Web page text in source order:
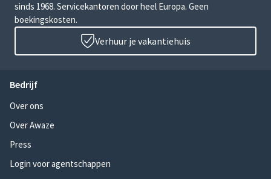
sinds 1968. Servicekantoren door heel Europa. Geen
boekingskosten.
Verhuur je vakantiehuis
Bedrijf
Over ons
Over Awaze
Press
Login voor agentschappen